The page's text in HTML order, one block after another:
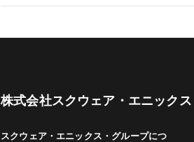
株式会社スクウェア・エニック
スクウェア・エニックス・グループにつ